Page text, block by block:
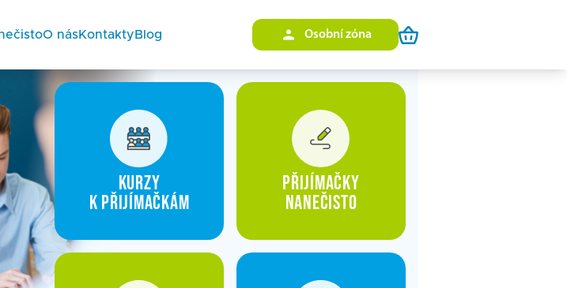
O násKontakty Blog Osobní zóna
Kurzy
k přijímačkám
Přijímačky
nanečisto